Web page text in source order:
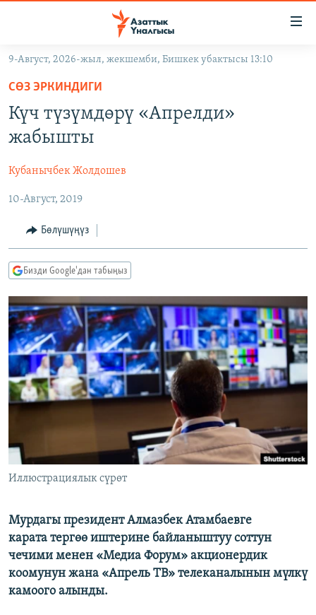
Навигацияга
өтүңүз
Издөөгө
салыңызКЫРГЫЗСТАН
ЭКОНОМИКА
МАДАНИЯТ
ДҮЙНӨ
БОРБОР АЗИЯ
АТАЙЫН ИЛИКТӨӨ
ТВ ПРОГРАММАЛАР
БҮГҮН АЗАТТЫКТА
БИЗ ЖАНА ДҮЙНӨ
ДАНИСТЕ
ЭЖЕ-СИҢДИЛЕР
АЗАТТЫК+
ЫҢГАЙСЫЗ СУРООЛОР
ПОДКАСТ
ӨЗГӨЧӨ ПИКИР
ОНЛАЙН ШЕРИНЕ
ЭЕ/АРнун бардык сайттары
9-Август, 2026-жыл, жекшемби, Бишкек убактысы 13:10
СӨЗ ЭРКИНДИГИ
Күч түзүмдөрү «Апрелди»
жабышты
Кубанычбек Жолдошев
10-Август, 2019
Бөлүшүңүз
Бизди Google'дан табыңыз
Иллюстрациялык сүрөт
Мурдагы президент Алмазбек Атамбаевге
карата тергөө иштерине байланыштуу соттун
чечими менен «Медиа Форум» акционердик
коомунун жана «Апрель ТВ» телеканалынын мүлкү
камоого алынды.